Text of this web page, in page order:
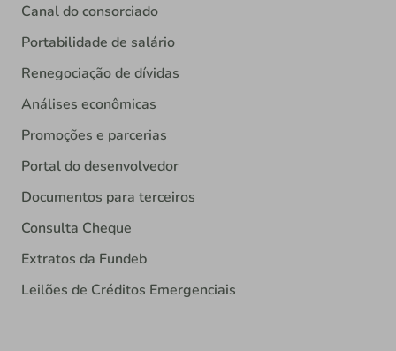
Canal do consorciado
Portabilidade de salário
Renegociação de dívidas
Análises econômicas
Promoções e parcerias
Portal do desenvolvedor
Documentos para terceiros
Consulta Cheque
Extratos da Fundeb
Leilões de Créditos Emergenciais